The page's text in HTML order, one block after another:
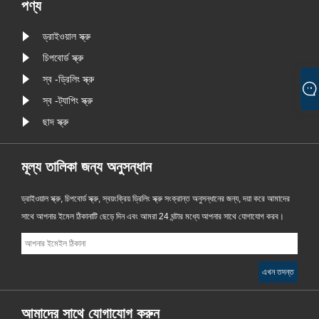
পণ্য
ড্রাইওয়াল স্ক্রু
চিপবোর্ড স্ক্রু
স্ব -ড্রিলিং স্ক্রু
স্ব -ট্যাপিং স্ক্রু
ছাদ স্ক্রু
মূল্য তালিকা জন্য অনুসন্ধান
ড্রাইওয়াল স্ক্রু, চিপবোর্ড স্ক্রু, স্বয়ংক্রিয় ড্রিলিং স্ক্রু সংক্রান্ত অনুসন্ধানের জন্য, দয়া করে আমাদের
সাথে আপনার ইমেল ঠিকানাটি ছেড়ে দিন এবং আমরা 24 ঘন্টার মধ্যে আপনার সাথে যোগাযোগ করব।
আমাদের সাথে যোগাযোগ করুন